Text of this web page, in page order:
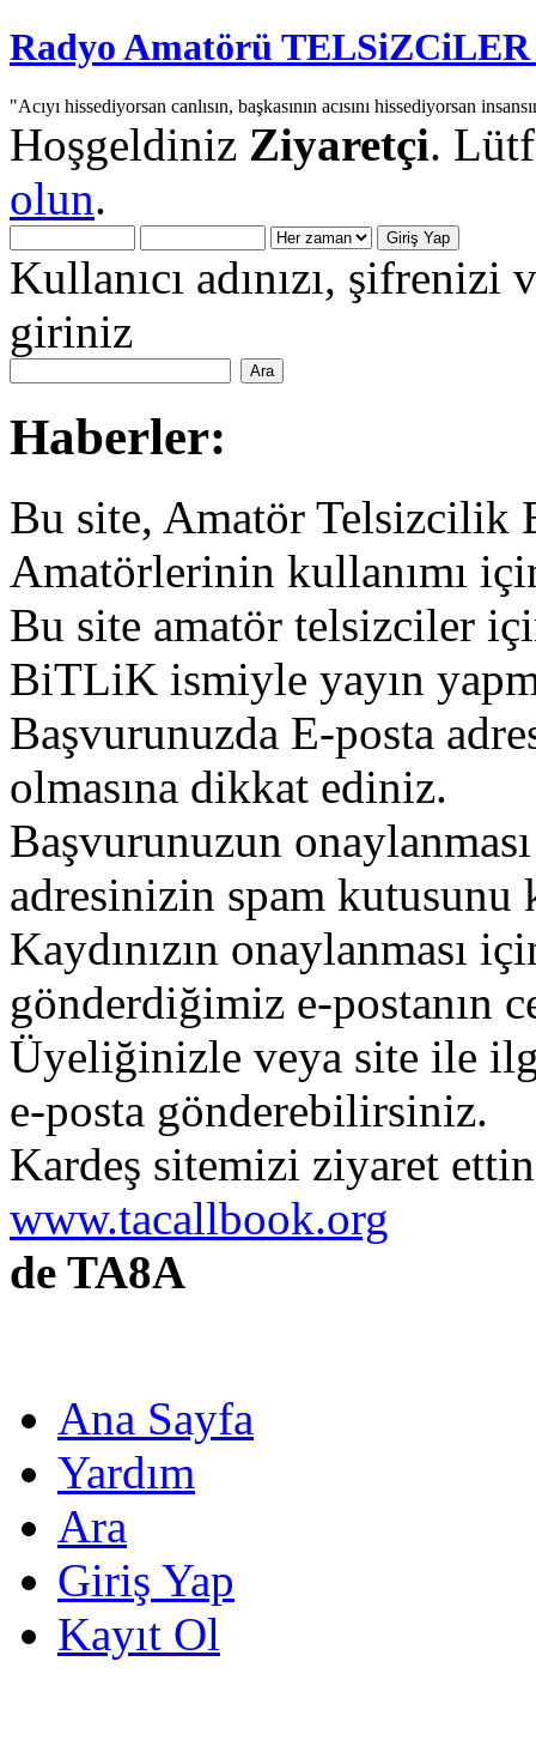
Radyo Amatörü
"Acıyı hissediyorsan canlısın, başkasının acısını hissediyorsan
Hoşgeldiniz Ziyaretçi.
olun.
Kullanıcı adınızı,
giriniz
Haberler:
Bu site, Amatör Telsizcilik
Amatörlerinin kullanımı
Bu site amatör telsizciler
BiTLiK ismiyle yayın
Başvurunuzda E-posta
olmasına dikkat ediniz.
Başvurunuzun
adresinizin spam
Kaydınızın onaylanması
gönderdiğimiz e-postanın
Üyeliğinizle veya site ile
e-posta gönderebilirsiniz.
Kardeş sitemizi ziyaret
www.tacallbook.org
de TA8A
Ana Sayfa
Yardım
Ara
Giriş Yap
Kayıt Ol